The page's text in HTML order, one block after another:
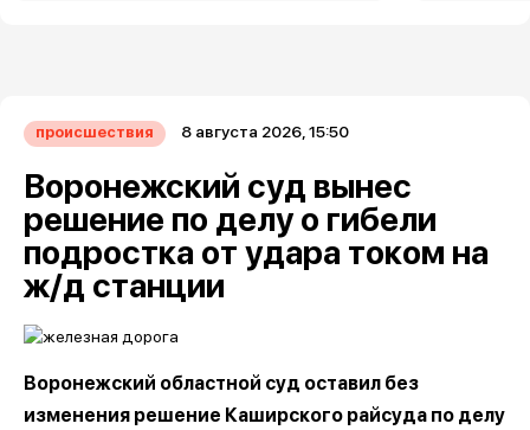
происшествия 8 августа 2026, 15:50
Воронежский суд вынес
решение по делу о гибели
подростка от удара током на
ж/д станции
Воронежский областной суд оставил без
изменения решение Каширского райсуда по делу